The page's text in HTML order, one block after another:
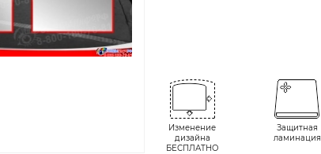
Изменение
дизайна
БЕСПЛАТНО
Защитная
ламинация